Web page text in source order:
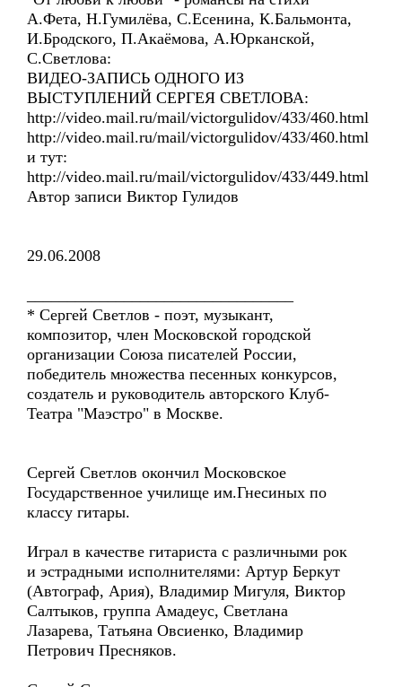
А.Фета, Н.Гумилёва, С.Есенина, К.Бальмонта,
И.Бродского, П.Акаёмова, А.Юрканской,
С.Светлова:
ВИДЕО-ЗАПИСЬ ОДНОГО ИЗ
ВЫСТУПЛЕНИЙ СЕРГЕЯ СВЕТЛОВА:
http://video.mail.ru/mail/victorgulidov/433/460.html
http://video.mail.ru/mail/victorgulidov/433/460.html
и тут:
http://video.mail.ru/mail/victorgulidov/433/449.html
Автор записи Виктор Гулидов
29.06.2008
* Сергей Светлов - поэт, музыкант,
композитор, член Московской городской
организации Союза писателей России,
победитель множества песенных конкурсов,
создатель и руководитель авторского Клуб-
Театра "Маэстро" в Москве.
Сергей Светлов окончил Московское
Государственное училище им.Гнесиных по
классу гитары.
Играл в качестве гитариста с различными рок
и эстрадными исполнителями: Артур Беркут
(Автограф, Ария), Владимир Мигуля, Виктор
Салтыков, группа Амадеус, Светлана
Лазарева, Татьяна Овсиенко, Владимир
Петрович Пресняков.